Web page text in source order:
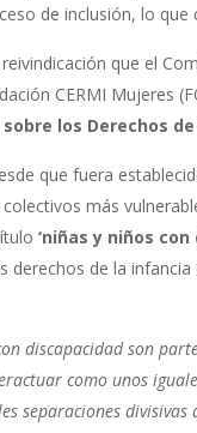
de inclusión, lo
que el
CERMI Mujeres
los Derechos
que fuera
más
‘niñas y niños
derechos de la
discapacidad son
como unos
separaciones